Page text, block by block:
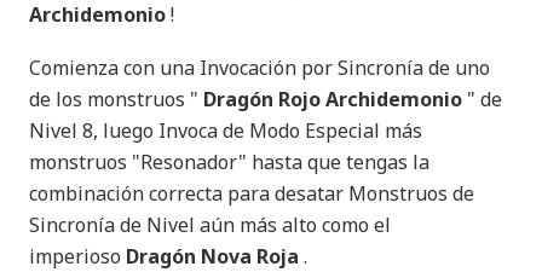
Archidemonio!
Comienza con una Invocación por Sincronía de uno
de los monstruos " Dragón Rojo Archidemonio " de
Nivel 8, luego Invoca de Modo Especial más
monstruos "Resonador" hasta que tengas la
combinación correcta para desatar Monstruos de
Sincronía de Nivel aún más alto como el
imperioso Dragón Nova Roja .